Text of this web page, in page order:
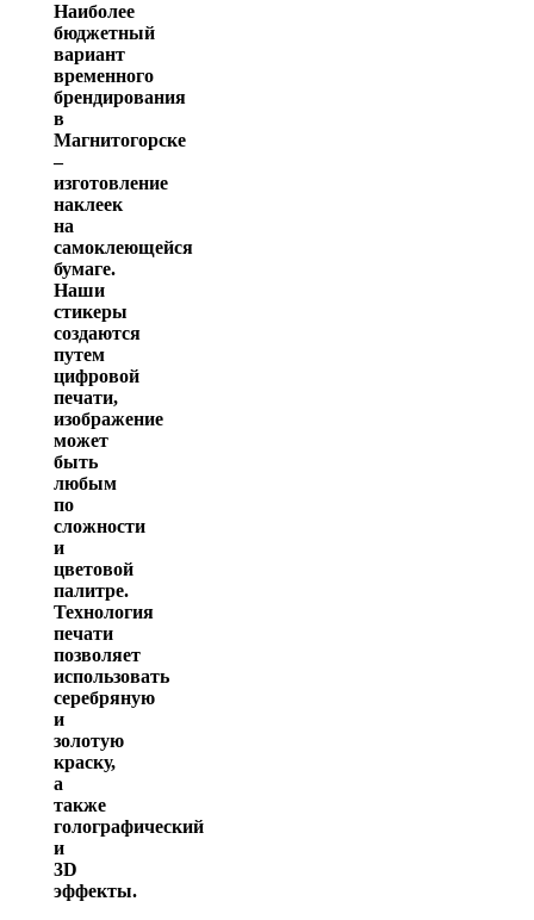
Наиболее
бюджетный
вариант
временного
брендирования
в
Магнитогорске
–
изготовление
наклеек
на
самоклеющейся
бумаге.
Наши
стикеры
создаются
путем
цифровой
печати,
изображение
может
быть
любым
по
сложности
и
цветовой
палитре.
Технология
печати
позволяет
использовать
серебряную
и
золотую
краску,
а
также
голографический
и
3D
эффекты.